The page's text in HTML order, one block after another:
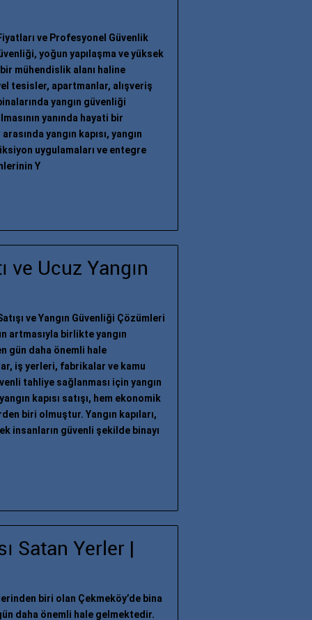
ve Profesyonel Güvenlik
yoğun yapılaşma ve yüksek
mühendislik alanı haline
tesisler, apartmanlar, alışveriş
yangın güvenliği
yanında hayati bir
yangın kapısı, yangın
uygulamaları ve entegre
Y
ve Ucuz Yangın
ve Yangın Güvenliği Çözümleri
artmasıyla birlikte yangın
gün daha önemli hale
iş yerleri, fabrikalar ve kamu
tahliye sağlanması için yangın
kapısı satışı, hem ekonomik
biri olmuştur. Yangın kapıları,
insanların güvenli şekilde binayı
Satan Yerler |
biri olan Çekmeköy’de bina
daha önemli hale gelmektedir.